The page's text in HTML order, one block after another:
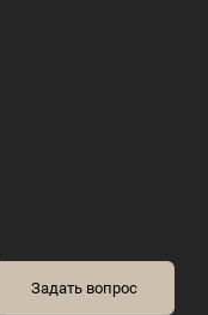
Задать вопрос